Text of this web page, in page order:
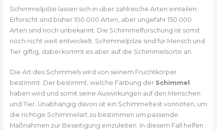
Schimmelpilze lassen sich in über zahlreiche Arten einteilen.
Erforscht sind bisher 100.000 Arten, aber ungefähr 150.000
Arten sind noch unbekannt. Die Schimmelforschung ist somit
noch nicht weit entwickelt. Schimmelpilze sind für Mensch und
Tier giftig, dabei kommt es aber auf die Schimmelsorte an.
Die Art des Schimmels wird von seinem Fruchtkörper
bestimmt. Der bestimmt, welche Färbung der Schimmel
haben wird und somit seine Auswirkungen auf den Menschen
und Tier. Unabhängig davon ist ein Schimmeltest vonnöten, um
die richtige Schimmelart zu bestimmen um passende
Maßnahmen zur Beseitigung einzuleiten. In diesem Fall helfen